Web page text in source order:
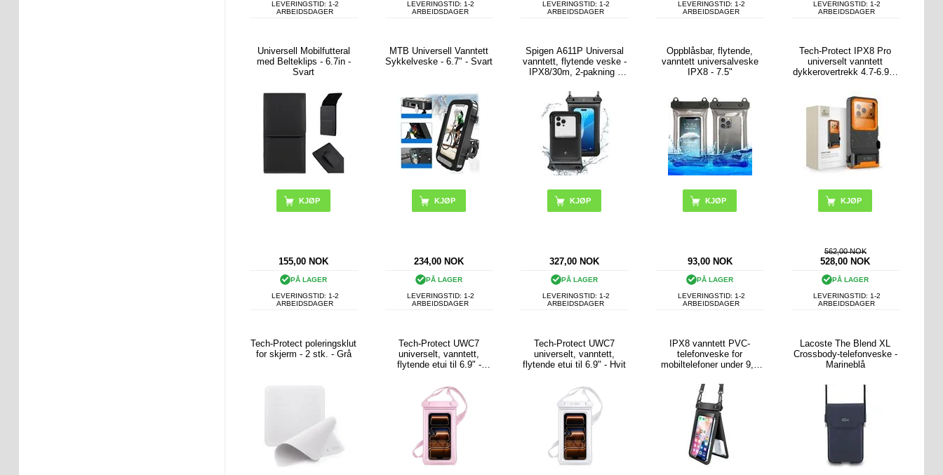
LEVERINGSTID: 1-2
ARBEIDSDAGER
LEVERINGSTID: 1-2
ARBEIDSDAGER
LEVERINGSTID: 1-2
ARBEIDSDAGER
LEVERINGSTID: 1-2
ARBEIDSDAGER
LEVERINGSTID: 1-2
ARBEIDSDAGER
Universell Mobilfutteral
med Belteklips - 6.7in -
Svart
155,00 NOK
PÅ LAGER
LEVERINGSTID: 1-2
ARBEIDSDAGER
MTB Universell Vanntett
Sykkelveske - 6.7" - Svart
234,00 NOK
PÅ LAGER
LEVERINGSTID: 1-2
ARBEIDSDAGER
Spigen A611P Universal
vanntett, flytende veske -
IPX8/30m, 2-pakning -
327,00 NOK
PÅ LAGER
LEVERINGSTID: 1-2
ARBEIDSDAGER
Oppblåsbar, flytende,
vanntett universalveske
IPX8 - 7.5"
KJØP
93,00 NOK
PÅ LAGER
LEVERINGSTID: 1-2
ARBEIDSDAGER
Tech-Protect IPX8 Pro
universelt vanntett
dykkerovertrekk 4.7-6.9" -
562,00 NOK
528,00 NOK
PÅ LAGER
LEVERINGSTID: 1-2
ARBEIDSDAGER
Tech-Protect poleringsklut
for skjerm - 2 stk. - Grå
Tech-Protect UWC7
universelt, vanntett,
flytende etui til 6.9" -
Tech-Protect UWC7
universelt, vanntett,
flytende etui til 6.9" - Hvit
IPX8 vanntett PVC-
telefonveske for
mobiltelefoner under 9,5
forseglet tørrveske med
stropp - svart
Lacoste The Blend XL
Crossbody-telefonveske -
Marineblå